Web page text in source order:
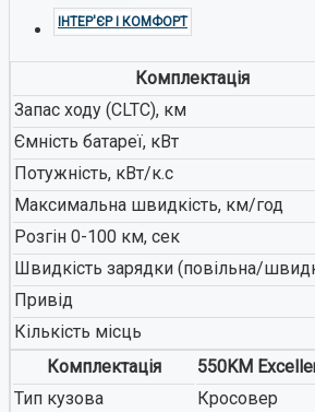
LiXiang
Denza
ІНТЕР'ЄР І КОМФОРТ
Комплектація
Запас ходу (CLTC), км
Ємність батареї, кВт
Потужність, кВт/к.с
Максимальна швидкість, км/год
Розгін 0-100 км, сек
Швидкість зарядки (повільна/
Привід
Кількість місць
Комплектація
550KM
Тип кузова
Кросовер